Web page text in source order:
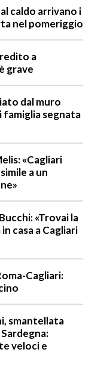
caldo arrivano i
nel pomeriggio
a
grave
dal muro
segnata
«Cagliari
a un
«Trovai la
casa a Cagliari
Cagliari:
smantellata
veloci e